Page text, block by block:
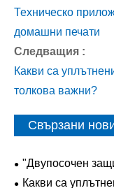
Техническо
домашни печати
Следващия :
Какви са
толкова важни?
Свързани
"Двупосочен
комбиниран
Какви са